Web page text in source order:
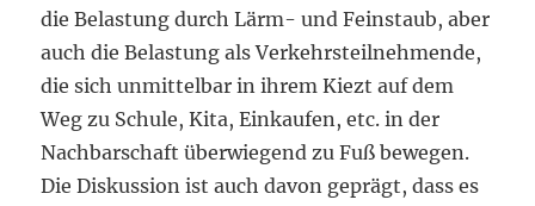
die Belastung durch Lärm- und Feinstaub, aber
auch die Belastung als Verkehrsteilnehmende,
die sich unmittelbar in ihrem Kiezt auf dem
Weg zu Schule, Kita, Einkaufen, etc. in der
Nachbarschaft überwiegend zu Fuß bewegen.
Die Diskussion ist auch davon geprägt, dass es